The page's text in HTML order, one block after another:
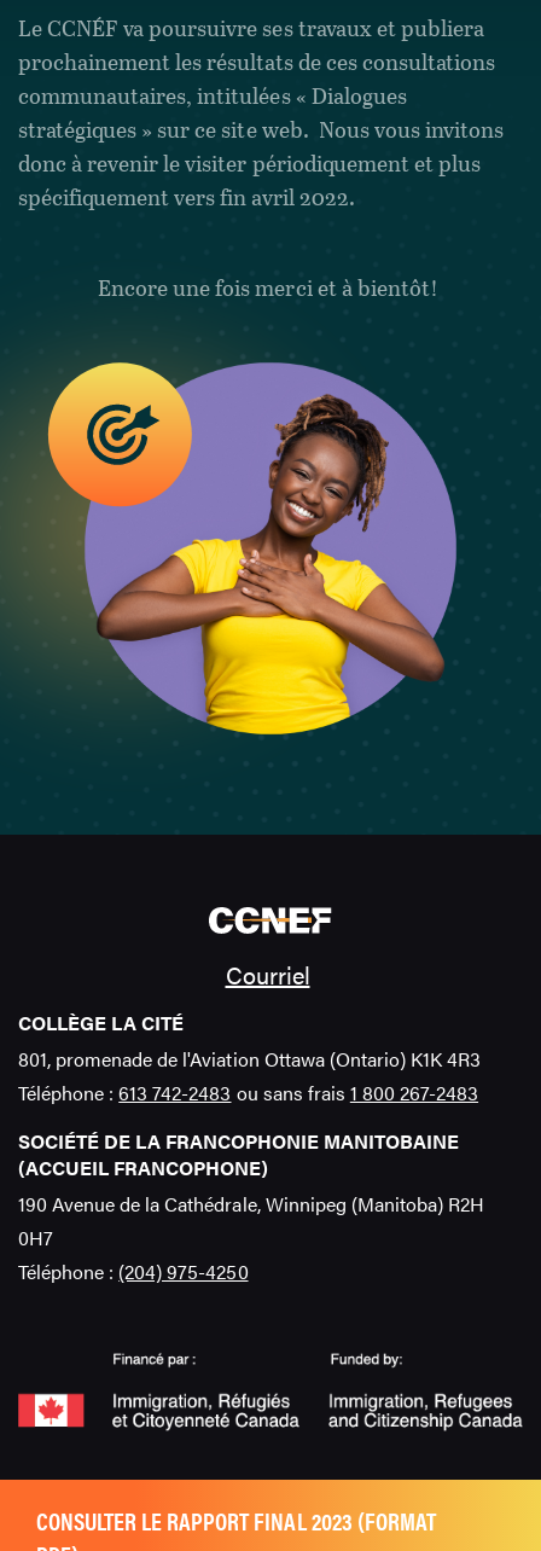
Le CCNÉF va poursuivre ses travaux et publiera
prochainement les résultats de ces consultations
communautaires, intitulées « Dialogues
stratégiques » sur ce site web. Nous vous invitons
donc à revenir le visiter périodiquement et plus
spécifiquement vers fin avril 2022.
Encore une fois merci et à bientôt!
CONSULTER LE RAPPORT FINAL 2023 (FORMAT
Courriel
COLLÈGE LA CITÉ
801, promenade de l'Aviation Ottawa (Ontario) K1K 4R3
Téléphone :613 742-2483 ou sans frais 1 800 267-2483
SOCIÉTÉ DE LA FRANCOPHONIE MANITOBAINE
(ACCUEIL FRANCOPHONE)
190 Avenue de la Cathédrale, Winnipeg (Manitoba) R2H
0H7
Téléphone : (204) 975-4250
établissement francophone